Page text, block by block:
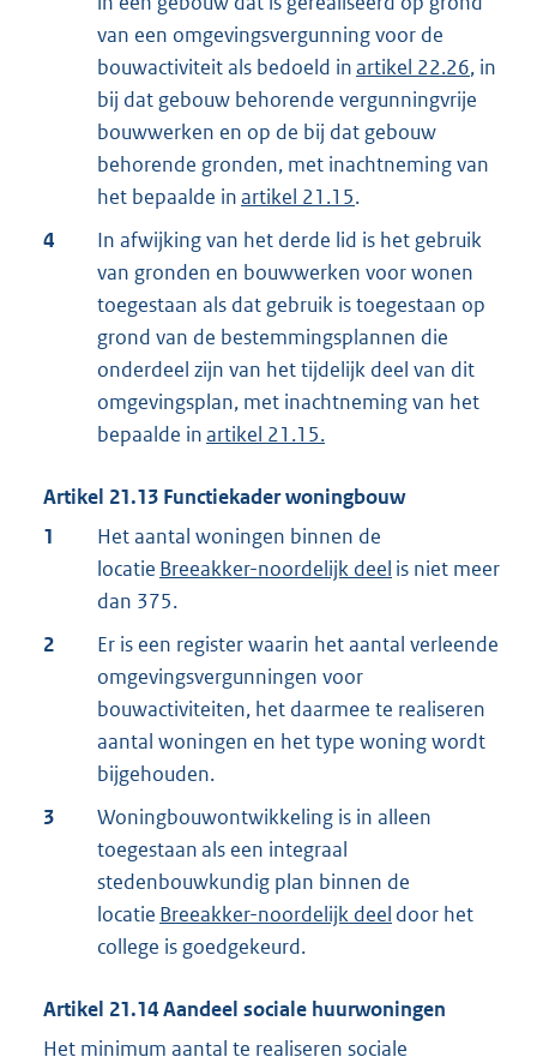
van een omgevingsvergunning voor de
bouwactiviteit als bedoeld inartikel 22.26, in
bij dat gebouw behorende vergunningvrije
bouwwerken en op de bij dat gebouw
behorende gronden, met inachtneming van
het bepaalde inartikel 21.15.
4
In afwijking van het derde lid is het gebruik
van gronden en bouwwerken voor wonen
toegestaan als dat gebruik is toegestaan op
grond van de bestemmingsplannen die
onderdeel zijn van het tijdelijk deel van dit
omgevingsplan, met inachtneming van het
bepaalde inartikel 21.15.
Artikel 21.13 Functiekader woningbouw
1
Het aantal woningen binnen de
locatie Breeakker-noordelijk deel is niet meer
dan 375.
2
Er is een register waarin het aantal verleende
omgevingsvergunningen voor
bouwactiviteiten, het daarmee te realiseren
aantal woningen en het type woning wordt
bijgehouden.
3
Woningbouwontwikkeling is in alleen
toegestaan als een integraal
stedenbouwkundig plan binnen de
locatie Breeakker-noordelijk deel door het
college is goedgekeurd.
Artikel 21.14Aandeel sociale huurwoningen
Het minimum aantal te realiseren sociale